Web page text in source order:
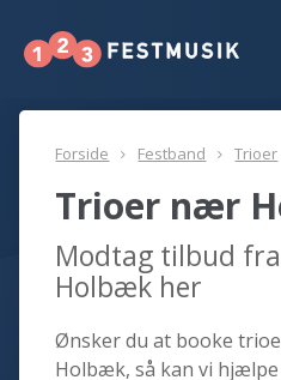
Forside Festband Trioer
Trioer nær
Modtag tilbud
Holbæk her
Ønsker du at booke
Holbæk, så kan vi